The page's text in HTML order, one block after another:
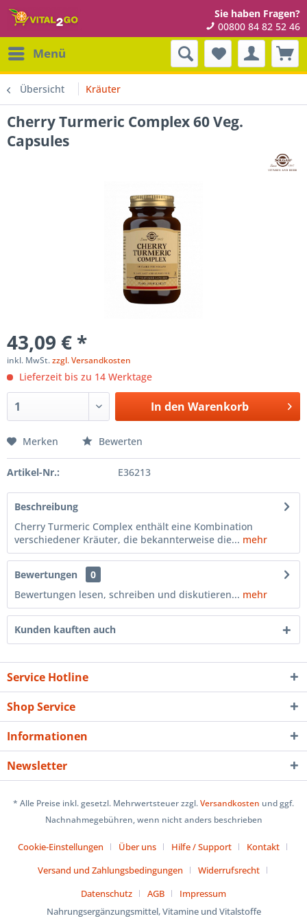
Sie haben Fragen?
00800 84 82 52 46
Menü
Übersicht Kräuter
Cherry Turmeric Complex 60 Veg.
Capsules
43,09 € *
inkl. MwSt.zzgl. Versandkosten
Lieferzeit bis zu 14 Werktage
In den Warenkorb
Merken Bewerten
Artikel-Nr.: E36213
Beschreibung
Cherry Turmeric Complex enthält eine Kombination
verschiedener Kräuter, die bekannterweise die... mehr
Bewertungen
0
Bewertungen lesen, schreiben und diskutieren... mehr
Kunden kauften auch
Service Hotline
Shop Service
Informationen
Newsletter
* Alle Preise inkl. gesetzl. Mehrwertsteuer zzgl.Versandkosten und ggf.
Nachnahmegebühren, wenn nicht anders beschrieben
Cookie-Einstellungen Über uns Hilfe / Support
Kontakt
Versand und Zahlungsbedingungen
Widerrufsrecht
Datenschutz
AGB
Impressum
Nahrungsergänzungsmittel, Vitamine und Vitalstoffe